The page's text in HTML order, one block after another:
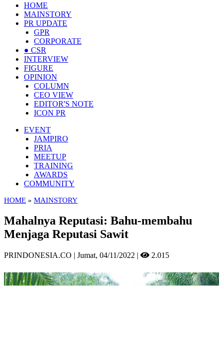
HOME
MAINSTORY
PR UPDATE
GPR
CORPORATE
● CSR
INTERVIEW
FIGURE
OPINION
COLUMN
CEO VIEW
EDITOR'S NOTE
ICON PR
EVENT
JAMPIRO
PRIA
MEETUP
TRAINING
AWARDS
COMMUNITY
HOME » MAINSTORY
Mahalnya Reputasi: Bahu-membahu
Menjaga Reputasi Sawit
PRINDONESIA.CO | Jumat, 04/11/2022 | 2.015